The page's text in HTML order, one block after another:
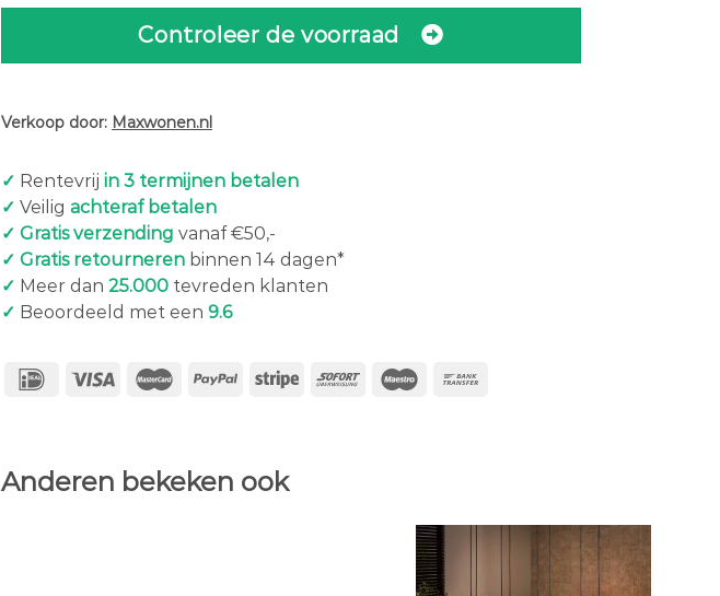
Controleer de voorraad
Verkoop door: Maxwonen.nl
✓ Rentevrij in 3 termijnen betalen
✓ Veilig achteraf betalen
✓ Gratis verzending vanaf €50,-
✓ Gratis retourneren binnen 14 dagen*
✓ Meer dan 25.000 tevreden klanten
✓ Beoordeeld met een 9.6
Anderen bekeken ook